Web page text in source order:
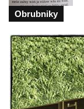
Meyerův kříž
Horním
Kříž u domu
Herltův kříž u
Kříž u
Obrubniky